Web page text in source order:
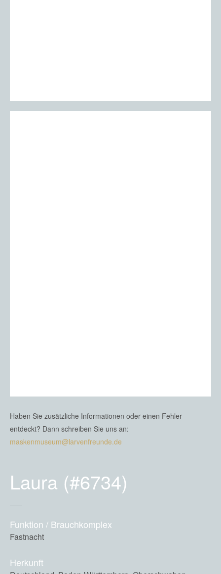
Haben Sie zusätzliche Informationen oder einen Fehler
entdeckt? Dann schreiben Sie uns an:
maskenmuseum@larvenfreunde.de
Laura (#6734)
Funktion / Brauchkomplex
Fastnacht
Herkunft